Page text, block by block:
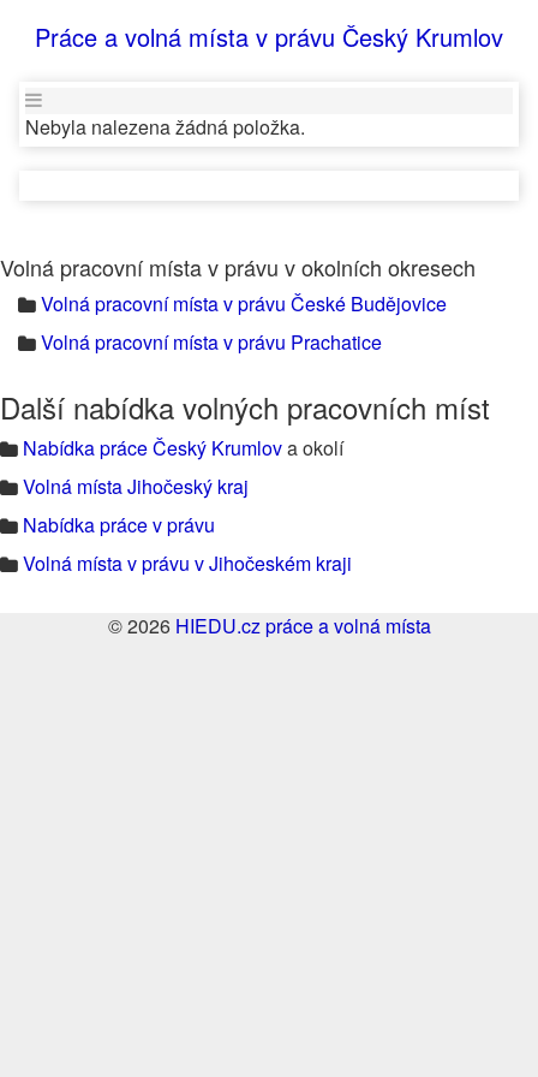
Práce a volná místa v právu Český Krumlov
Nebyla nalezena žádná položka.
Volná pracovní místa v právu v okolních okresech
Volná pracovní místa v právu České Budějovice
Volná pracovní místa v právu Prachatice
Další nabídka volných pracovních míst
Nabídka práce Český Krumlova okolí
Volná místa Jihočeský kraj
Nabídka práce v právu
Volná místa v právu v Jihočeském kraji
© 2026 HIEDU.cz práce a volná místa